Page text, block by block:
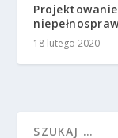
18 lutego 2020